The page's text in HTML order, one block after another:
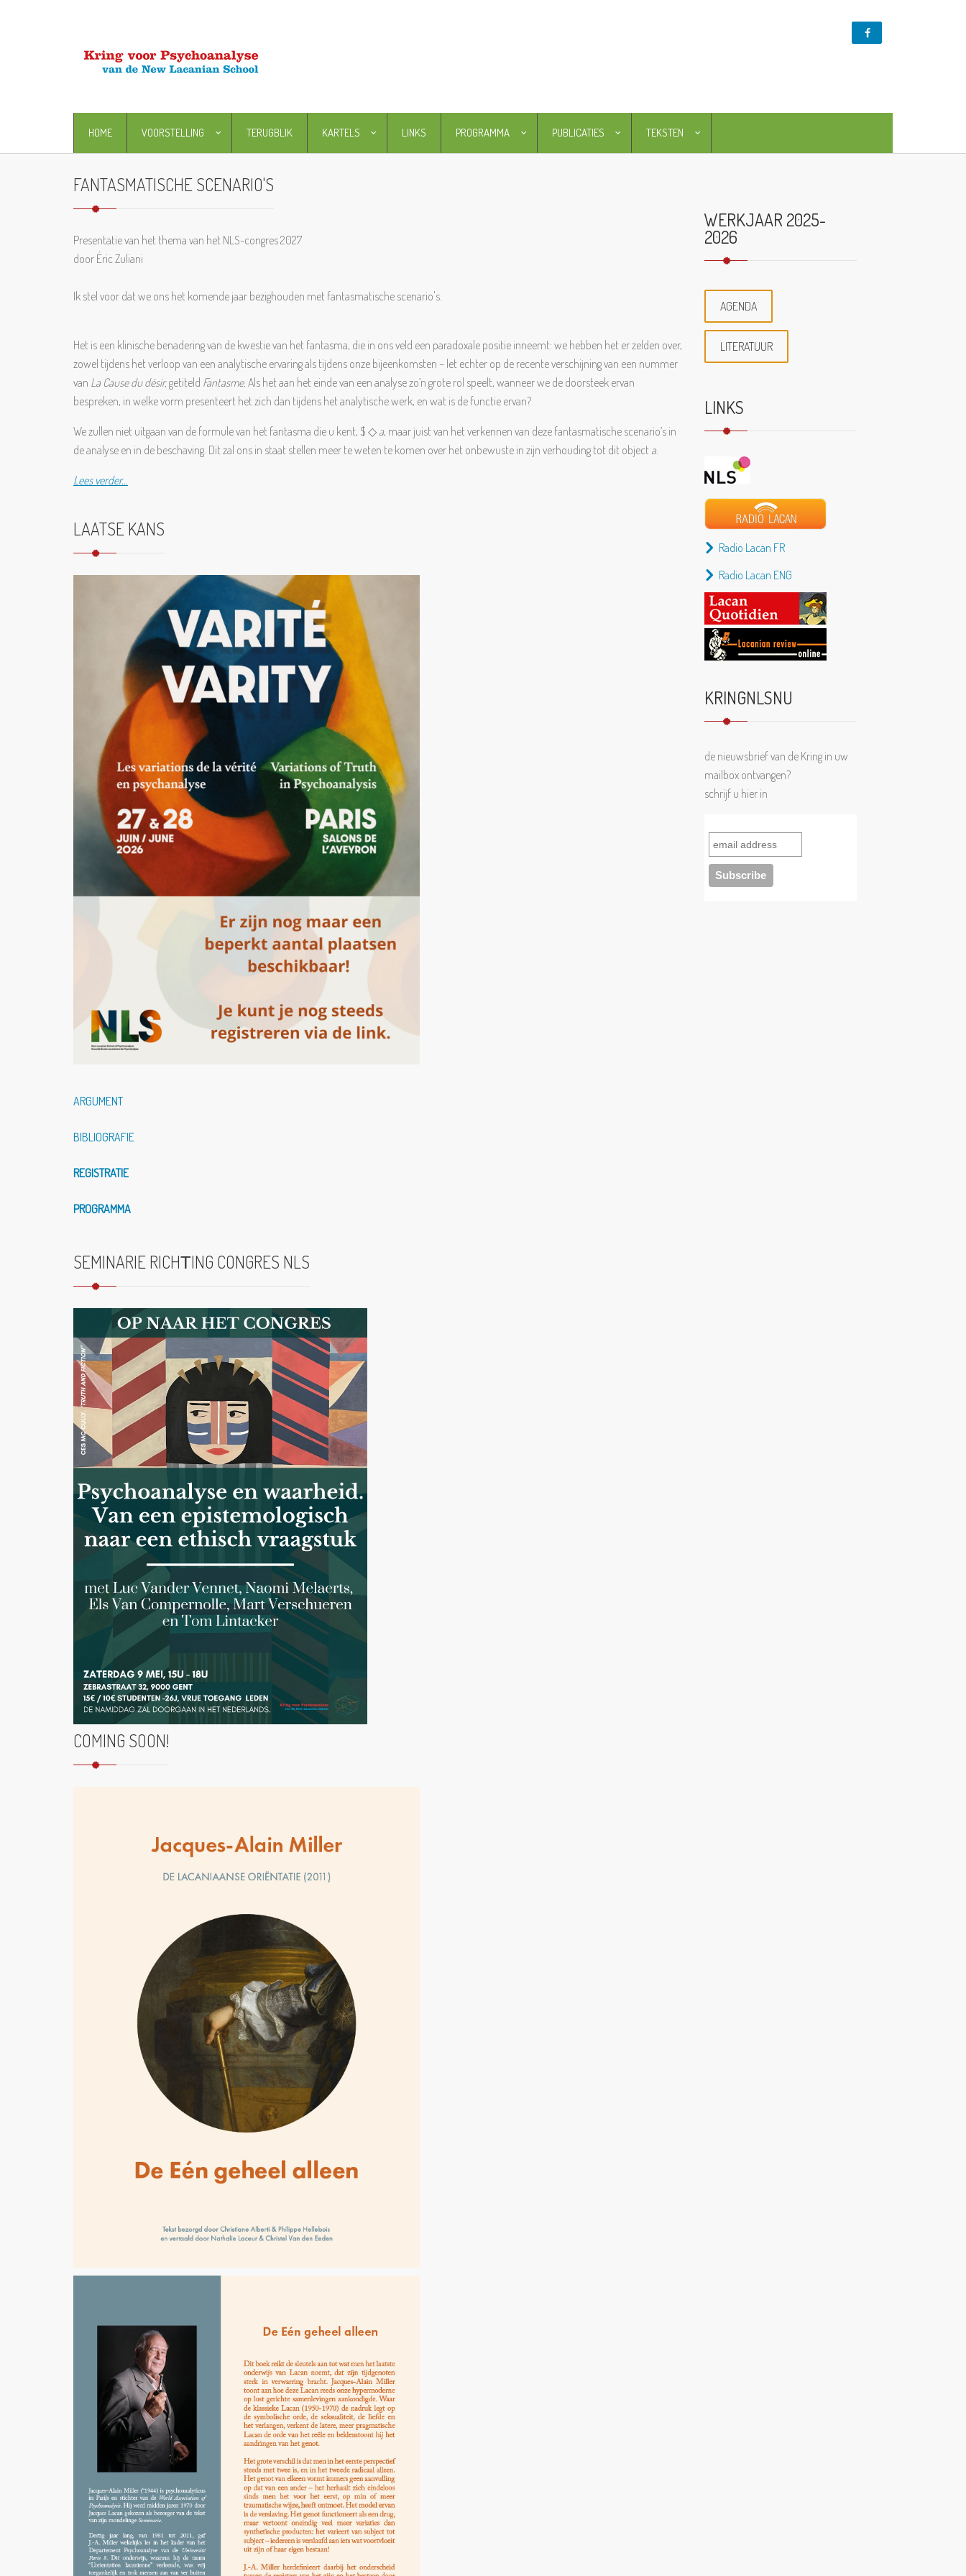
HOME VOORSTELLING TERUGBLIK KARTELS LINKS PROGRAMMA PUBLICATIES TEKSTEN
FANTASMATISCHE SCENARIO'S
Presentatie van het thema van het NLS-congres 2027
door Éric Zuliani
Ik stel voor dat we ons het komende jaar bezighouden met fantasmatische scenario's.
Het is een klinische benadering van de kwestie van het fantasma, die in ons veld een paradoxale positie inneemt: we hebben het er zelden over,
zowel tijdens het verloop van een analytische ervaring als tijdens onze bijeenkomsten – let echter op de recente verschijning van een nummer
van La Cause du désir,getiteld Fantasme. Als het aan het einde van een analyse zo’n grote rol speelt, wanneer we de doorsteek ervan
bespreken, in welke vorm presenteert het zich dan tijdens het analytische werk, en wat is de functie ervan?
We zullen niet uitgaan van de formule van het fantasma die u kent, $ ◇ a, maar juist van het verkennen van deze fantasmatische scenario’s in
de analyse en in de beschaving. Dit zal ons in staat stellen meer te weten te komen over het onbewuste in zijn verhouding tot dit object a.
Lees verder...
LAATSE KANS
ARGUMENT
BIBLIOGRAFIE
REGISTRATIE
PROGRAMMA
SEMINARIE RICHТING CONGRES NLS
COMING SOON!
WERKJAAR 2025-
2026
AGENDA
LITERATUUR
LINKS
Radio Lacan FR
Radio Lacan ENG
KRINGNLSNU
de nieuwsbrief van de Kring in uw
mailbox ontvangen?
schrijf u hier in